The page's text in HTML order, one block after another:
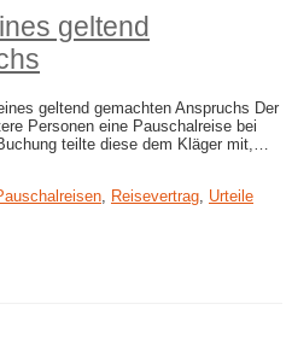
geltend
geltend gemachten Anspruchs Der
Personen eine Pauschalreise bei
teilte diese dem Kläger mit,…
Reisevertrag Urteile